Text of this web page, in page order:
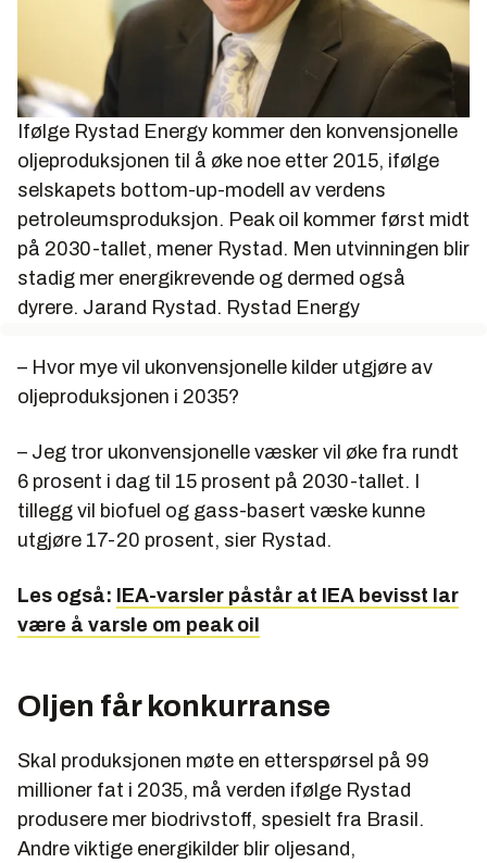
Ifølge Rystad Energy kommer den konvensjonelle
oljeproduksjonen til å øke noe etter 2015, ifølge
selskapets bottom-up-modell av verdens
petroleumsproduksjon. Peak oil kommer først midt
på 2030-tallet, mener Rystad. Men utvinningen blir
stadig mer energikrevende og dermed også
dyrere. Jarand Rystad. Rystad Energy
– Hvor mye vil ukonvensjonelle kilder utgjøre av
oljeproduksjonen i 2035?
– Jeg tror ukonvensjonelle væsker vil øke fra rundt
6 prosent i dag til 15 prosent på 2030-tallet. I
tillegg vil biofuel og gass-basert væske kunne
utgjøre 17-20 prosent, sier Rystad.
Les også: IEA-varsler påstår at IEA bevisst lar
være å varsle om peak oil
Oljen får konkurranse
Skal produksjonen møte en etterspørsel på 99
millioner fat i 2035, må verden ifølge Rystad
produsere mer biodrivstoff, spesielt fra Brasil.
Andre viktige energikilder blir oljesand,